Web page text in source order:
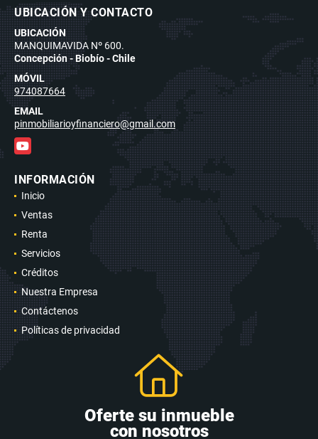
UBICACIÓN Y CONTACTO
UBICACIÓN
MANQUIMAVIDA Nº 600.
Concepción - Biobío - Chile
MÓVIL
974087664
EMAIL
pinmobiliarioyfinanciero@gmail.com
YouTube
INFORMACIÓN
Inicio
Ventas
Renta
Servicios
Créditos
Nuestra Empresa
Contáctenos
Políticas de privacidad
Oferte su inmueble
con nosotros